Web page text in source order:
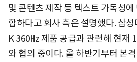
및 콘텐츠 제작 등 텍스트 가독성
합하다고 회사 측은 설명했다. 삼
K 360㎐ 제품 공급과 관련해 현재
와 협의 중이다. 올 하반기부터 본